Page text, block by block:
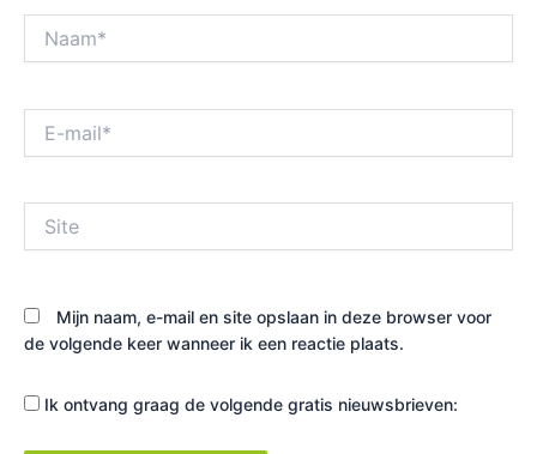
mail*
Mijn naam, e-mail en site opslaan in deze browser voor
de volgende keer wanneer ik een reactie plaats.
Ik ontvang graag de volgende gratis nieuwsbrieven: